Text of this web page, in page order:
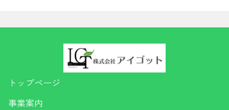
トップページ
事業案内